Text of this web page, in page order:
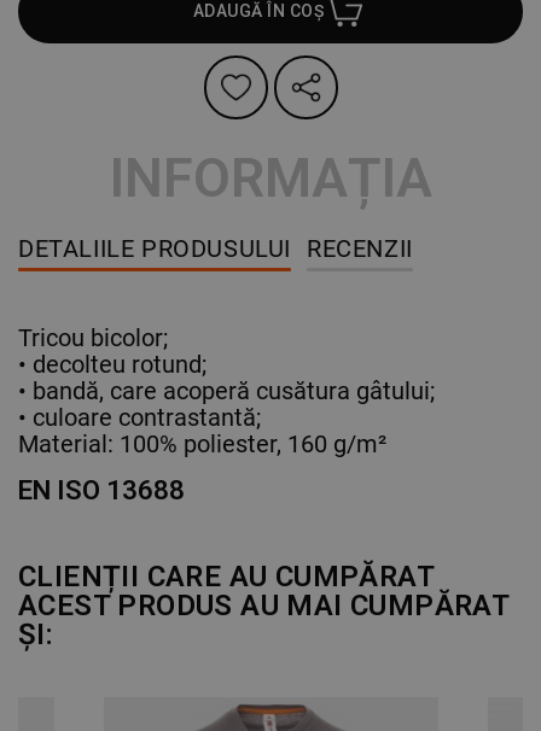
ADAUGĂ ÎN COȘ
INFORMAȚIA
DETALIILE PRODUSULUI RECENZII
Tricou bicolor;
• decolteu rotund;
• bandă, care acoperă cusătura gâtului;
• culoare contrastantă;
Material: 100% poliester, 160 g/m²
EN ISO 13688
CLIENȚII CARE AU CUMPĂRAT
ACEST PRODUS AU MAI CUMPĂRAT
ȘI: